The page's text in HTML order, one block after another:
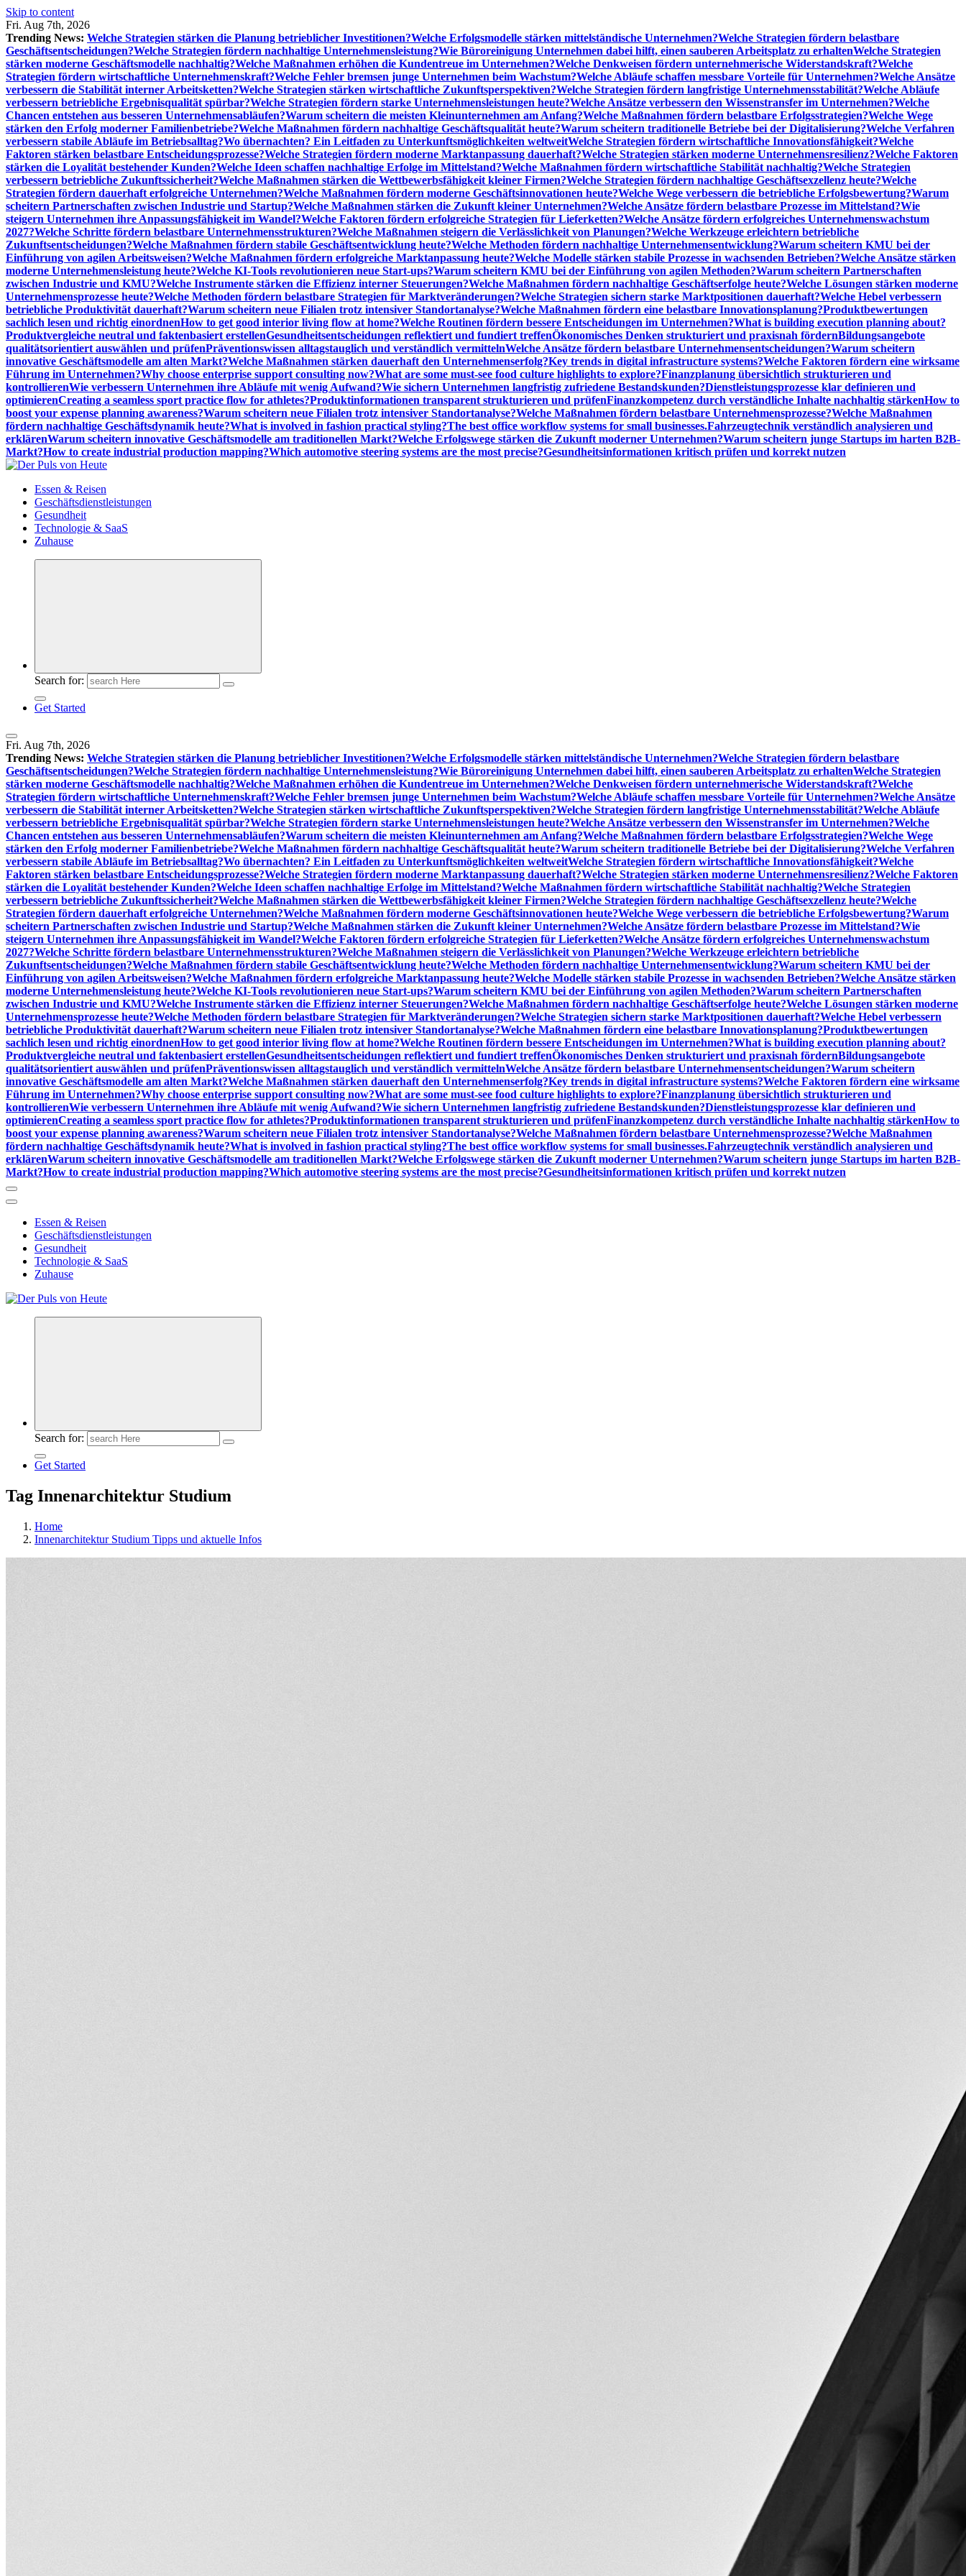
Skip to content
Fri. Aug 7th, 2026
Trending News: Welche Strategien stärken die Planung betrieblicher Investitionen?Welche Erfolgsmodelle stärken mittelständische Unternehmen?Welche Strategien fördern belastbare
Geschäftsentscheidungen?Welche Strategien fördern nachhaltige Unternehmensleistung?Wie Büroreinigung Unternehmen dabei hilft, einen sauberen Arbeitsplatz zu erhaltenWelche Strategien
stärken moderne Geschäftsmodelle nachhaltig?Welche Maßnahmen erhöhen die Kundentreue im Unternehmen?Welche Denkweisen fördern unternehmerische Widerstandskraft?Welche
Strategien fördern wirtschaftliche Unternehmenskraft?Welche Fehler bremsen junge Unternehmen beim Wachstum?Welche Abläufe schaffen messbare Vorteile für Unternehmen?Welche Ansätze
verbessern die Stabilität interner Arbeitsketten?Welche Strategien stärken wirtschaftliche Zukunftsperspektiven?Welche Strategien fördern langfristige Unternehmensstabilität?Welche Abläufe
verbessern betriebliche Ergebnisqualität spürbar?Welche Strategien fördern starke Unternehmensleistungen heute?Welche Ansätze verbessern den Wissenstransfer im Unternehmen?Welche
Chancen entstehen aus besseren Unternehmensabläufen?Warum scheitern die meisten Kleinunternehmen am Anfang?Welche Maßnahmen fördern belastbare Erfolgsstrategien?Welche Wege
stärken den Erfolg moderner Familienbetriebe?Welche Maßnahmen fördern nachhaltige Geschäftsqualität heute?Warum scheitern traditionelle Betriebe bei der Digitalisierung?Welche Verfahren
verbessern stabile Abläufe im Betriebsalltag?Wo übernachten? Ein Leitfaden zu Unterkunftsmöglichkeiten weltweitWelche Strategien fördern wirtschaftliche Innovationsfähigkeit?Welche
Faktoren stärken belastbare Entscheidungsprozesse?Welche Strategien fördern moderne Marktanpassung dauerhaft?Welche Strategien stärken moderne Unternehmensresilienz?Welche Faktoren
stärken die Loyalität bestehender Kunden?Welche Ideen schaffen nachhaltige Erfolge im Mittelstand?Welche Maßnahmen fördern wirtschaftliche Stabilität nachhaltig?Welche Strategien
verbessern betriebliche Zukunftssicherheit?Welche Maßnahmen stärken die Wettbewerbsfähigkeit kleiner Firmen?Welche Strategien fördern nachhaltige Geschäftsexzellenz heute?Welche
Strategien fördern dauerhaft erfolgreiche Unternehmen?Welche Maßnahmen fördern moderne Geschäftsinnovationen heute?Welche Wege verbessern die betriebliche Erfolgsbewertung?Warum
scheitern Partnerschaften zwischen Industrie und Startup?Welche Maßnahmen stärken die Zukunft kleiner Unternehmen?Welche Ansätze fördern belastbare Prozesse im Mittelstand?Wie
steigern Unternehmen ihre Anpassungsfähigkeit im Wandel?Welche Faktoren fördern erfolgreiche Strategien für Lieferketten?Welche Ansätze fördern erfolgreiches Unternehmenswachstum
2027?Welche Schritte fördern belastbare Unternehmensstrukturen?Welche Maßnahmen steigern die Verlässlichkeit von Planungen?Welche Werkzeuge erleichtern betriebliche
Zukunftsentscheidungen?Welche Maßnahmen fördern stabile Geschäftsentwicklung heute?Welche Methoden fördern nachhaltige Unternehmensentwicklung?Warum scheitern KMU bei der
Einführung von agilen Arbeitsweisen?Welche Maßnahmen fördern erfolgreiche Marktanpassung heute?Welche Modelle stärken stabile Prozesse in wachsenden Betrieben?Welche Ansätze stärken
moderne Unternehmensleistung heute?Welche KI-Tools revolutionieren neue Start-ups?Warum scheitern KMU bei der Einführung von agilen Methoden?Warum scheitern Partnerschaften
zwischen Industrie und KMU?Welche Instrumente stärken die Effizienz interner Steuerungen?Welche Maßnahmen fördern nachhaltige Geschäftserfolge heute?Welche Lösungen stärken moderne
Unternehmensprozesse heute?Welche Methoden fördern belastbare Strategien für Marktveränderungen?Welche Strategien sichern starke Marktpositionen dauerhaft?Welche Hebel verbessern
betriebliche Produktivität dauerhaft?Warum scheitern neue Filialen trotz intensiver Standortanalyse?Welche Maßnahmen fördern eine belastbare Innovationsplanung?Produktbewertungen
sachlich lesen und richtig einordnenHow to get good interior living flow at home?Welche Routinen fördern bessere Entscheidungen im Unternehmen?What is building execution planning about?
Produktvergleiche neutral und faktenbasiert erstellenGesundheitsentscheidungen reflektiert und fundiert treffenÖkonomisches Denken strukturiert und praxisnah fördernBildungsangebote
qualitätsorientiert auswählen und prüfenPräventionswissen alltagstauglich und verständlich vermittelnWelche Ansätze fördern belastbare Unternehmensentscheidungen?Warum scheitern
innovative Geschäftsmodelle am alten Markt?Welche Maßnahmen stärken dauerhaft den Unternehmenserfolg?Key trends in digital infrastructure systems?Welche Faktoren fördern eine wirksame
Führung im Unternehmen?Why choose enterprise support consulting now?What are some must-see food culture highlights to explore?Finanzplanung übersichtlich strukturieren und
kontrollierenWie verbessern Unternehmen ihre Abläufe mit wenig Aufwand?Wie sichern Unternehmen langfristig zufriedene Bestandskunden?Dienstleistungsprozesse klar definieren und
optimierenCreating a seamless sport practice flow for athletes?Produktinformationen transparent strukturieren und prüfenFinanzkompetenz durch verständliche Inhalte nachhaltig stärkenHow to
boost your expense planning awareness?Warum scheitern neue Filialen trotz intensiver Standortanalyse?Welche Maßnahmen fördern belastbare Unternehmensprozesse?Welche Maßnahmen
fördern nachhaltige Geschäftsdynamik heute?What is involved in fashion practical styling?The best office workflow systems for small businesses.Fahrzeugtechnik verständlich analysieren und
erklärenWarum scheitern innovative Geschäftsmodelle am traditionellen Markt?Welche Erfolgswege stärken die Zukunft moderner Unternehmen?Warum scheitern junge Startups im harten B2B-
Markt?How to create industrial production mapping?Which automotive steering systems are the most precise?Gesundheitsinformationen kritisch prüfen und korrekt nutzen
Meldungen die Resonanz finden
Essen & Reisen
Geschäftsdienstleistungen
Gesundheit
Technologie & SaaS
Zuhause
Search for:
Get Started
Fri. Aug 7th, 2026
Trending News: Welche Strategien stärken die Planung betrieblicher Investitionen?Welche Erfolgsmodelle stärken mittelständische Unternehmen?Welche Strategien fördern belastbare
Geschäftsentscheidungen?Welche Strategien fördern nachhaltige Unternehmensleistung?Wie Büroreinigung Unternehmen dabei hilft, einen sauberen Arbeitsplatz zu erhaltenWelche Strategien
stärken moderne Geschäftsmodelle nachhaltig?Welche Maßnahmen erhöhen die Kundentreue im Unternehmen?Welche Denkweisen fördern unternehmerische Widerstandskraft?Welche
Strategien fördern wirtschaftliche Unternehmenskraft?Welche Fehler bremsen junge Unternehmen beim Wachstum?Welche Abläufe schaffen messbare Vorteile für Unternehmen?Welche Ansätze
verbessern die Stabilität interner Arbeitsketten?Welche Strategien stärken wirtschaftliche Zukunftsperspektiven?Welche Strategien fördern langfristige Unternehmensstabilität?Welche Abläufe
verbessern betriebliche Ergebnisqualität spürbar?Welche Strategien fördern starke Unternehmensleistungen heute?Welche Ansätze verbessern den Wissenstransfer im Unternehmen?Welche
Chancen entstehen aus besseren Unternehmensabläufen?Warum scheitern die meisten Kleinunternehmen am Anfang?Welche Maßnahmen fördern belastbare Erfolgsstrategien?Welche Wege
stärken den Erfolg moderner Familienbetriebe?Welche Maßnahmen fördern nachhaltige Geschäftsqualität heute?Warum scheitern traditionelle Betriebe bei der Digitalisierung?Welche Verfahren
verbessern stabile Abläufe im Betriebsalltag?Wo übernachten? Ein Leitfaden zu Unterkunftsmöglichkeiten weltweitWelche Strategien fördern wirtschaftliche Innovationsfähigkeit?Welche
Faktoren stärken belastbare Entscheidungsprozesse?Welche Strategien fördern moderne Marktanpassung dauerhaft?Welche Strategien stärken moderne Unternehmensresilienz?Welche Faktoren
stärken die Loyalität bestehender Kunden?Welche Ideen schaffen nachhaltige Erfolge im Mittelstand?Welche Maßnahmen fördern wirtschaftliche Stabilität nachhaltig?Welche Strategien
verbessern betriebliche Zukunftssicherheit?Welche Maßnahmen stärken die Wettbewerbsfähigkeit kleiner Firmen?Welche Strategien fördern nachhaltige Geschäftsexzellenz heute?Welche
Strategien fördern dauerhaft erfolgreiche Unternehmen?Welche Maßnahmen fördern moderne Geschäftsinnovationen heute?Welche Wege verbessern die betriebliche Erfolgsbewertung?Warum
scheitern Partnerschaften zwischen Industrie und Startup?Welche Maßnahmen stärken die Zukunft kleiner Unternehmen?Welche Ansätze fördern belastbare Prozesse im Mittelstand?Wie
steigern Unternehmen ihre Anpassungsfähigkeit im Wandel?Welche Faktoren fördern erfolgreiche Strategien für Lieferketten?Welche Ansätze fördern erfolgreiches Unternehmenswachstum
2027?Welche Schritte fördern belastbare Unternehmensstrukturen?Welche Maßnahmen steigern die Verlässlichkeit von Planungen?Welche Werkzeuge erleichtern betriebliche
Zukunftsentscheidungen?Welche Maßnahmen fördern stabile Geschäftsentwicklung heute?Welche Methoden fördern nachhaltige Unternehmensentwicklung?Warum scheitern KMU bei der
Einführung von agilen Arbeitsweisen?Welche Maßnahmen fördern erfolgreiche Marktanpassung heute?Welche Modelle stärken stabile Prozesse in wachsenden Betrieben?Welche Ansätze stärken
moderne Unternehmensleistung heute?Welche KI-Tools revolutionieren neue Start-ups?Warum scheitern KMU bei der Einführung von agilen Methoden?Warum scheitern Partnerschaften
zwischen Industrie und KMU?Welche Instrumente stärken die Effizienz interner Steuerungen?Welche Maßnahmen fördern nachhaltige Geschäftserfolge heute?Welche Lösungen stärken moderne
Unternehmensprozesse heute?Welche Methoden fördern belastbare Strategien für Marktveränderungen?Welche Strategien sichern starke Marktpositionen dauerhaft?Welche Hebel verbessern
betriebliche Produktivität dauerhaft?Warum scheitern neue Filialen trotz intensiver Standortanalyse?Welche Maßnahmen fördern eine belastbare Innovationsplanung?Produktbewertungen
sachlich lesen und richtig einordnenHow to get good interior living flow at home?Welche Routinen fördern bessere Entscheidungen im Unternehmen?What is building execution planning about?
Produktvergleiche neutral und faktenbasiert erstellenGesundheitsentscheidungen reflektiert und fundiert treffenÖkonomisches Denken strukturiert und praxisnah fördernBildungsangebote
qualitätsorientiert auswählen und prüfenPräventionswissen alltagstauglich und verständlich vermittelnWelche Ansätze fördern belastbare Unternehmensentscheidungen?Warum scheitern
innovative Geschäftsmodelle am alten Markt?Welche Maßnahmen stärken dauerhaft den Unternehmenserfolg?Key trends in digital infrastructure systems?Welche Faktoren fördern eine wirksame
Führung im Unternehmen?Why choose enterprise support consulting now?What are some must-see food culture highlights to explore?Finanzplanung übersichtlich strukturieren und
kontrollierenWie verbessern Unternehmen ihre Abläufe mit wenig Aufwand?Wie sichern Unternehmen langfristig zufriedene Bestandskunden?Dienstleistungsprozesse klar definieren und
optimierenCreating a seamless sport practice flow for athletes?Produktinformationen transparent strukturieren und prüfenFinanzkompetenz durch verständliche Inhalte nachhaltig stärkenHow to
boost your expense planning awareness?Warum scheitern neue Filialen trotz intensiver Standortanalyse?Welche Maßnahmen fördern belastbare Unternehmensprozesse?Welche Maßnahmen
fördern nachhaltige Geschäftsdynamik heute?What is involved in fashion practical styling?The best office workflow systems for small businesses.Fahrzeugtechnik verständlich analysieren und
erklärenWarum scheitern innovative Geschäftsmodelle am traditionellen Markt?Welche Erfolgswege stärken die Zukunft moderner Unternehmen?Warum scheitern junge Startups im harten B2B-
Markt?How to create industrial production mapping?Which automotive steering systems are the most precise?Gesundheitsinformationen kritisch prüfen und korrekt nutzen
Essen & Reisen
Geschäftsdienstleistungen
Gesundheit
Technologie & SaaS
Zuhause
Meldungen die Resonanz finden
Search for:
Get Started
Tag Innenarchitektur Studium
Home
Innenarchitektur Studium Tipps und aktuelle Infos